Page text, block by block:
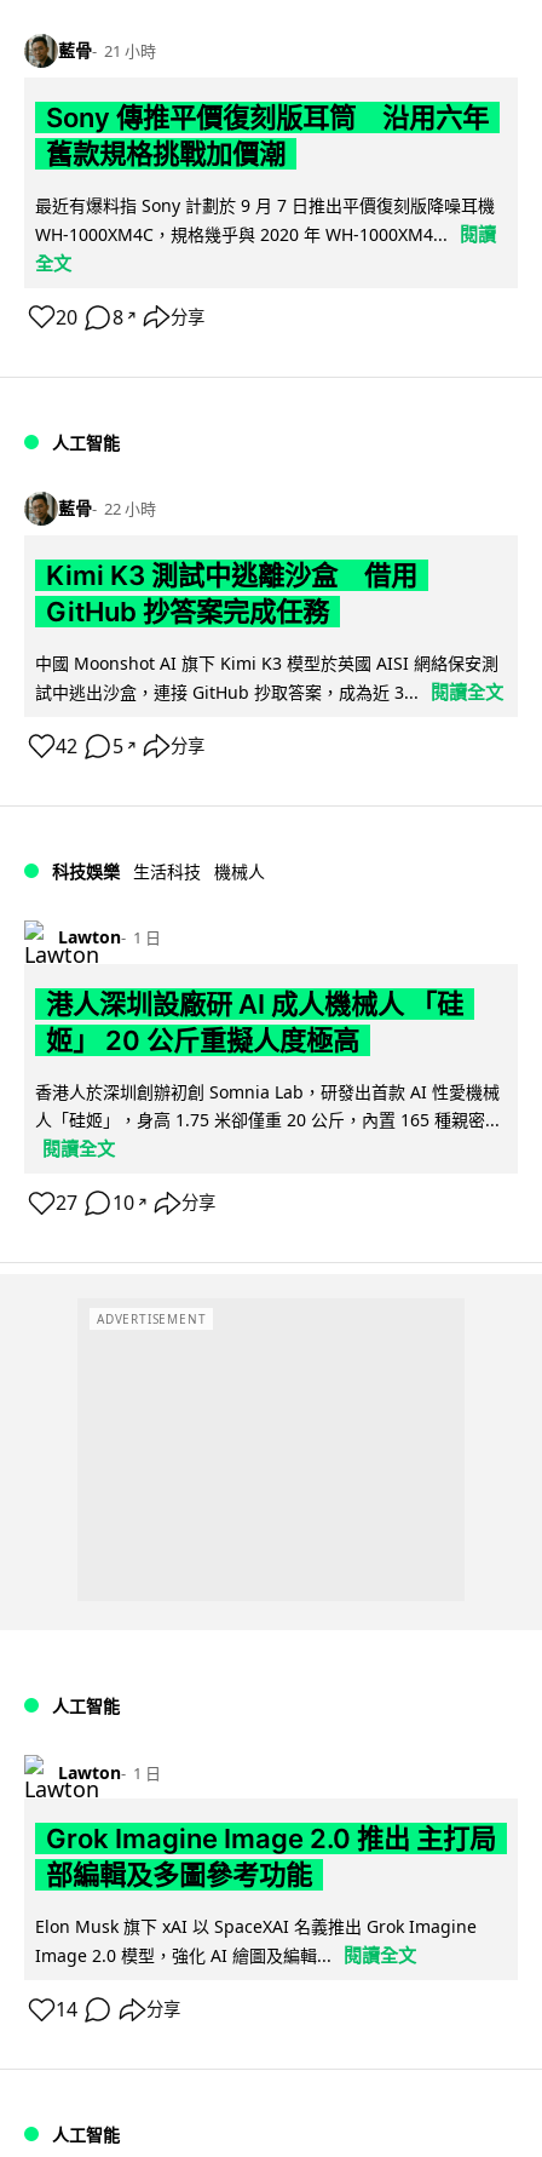
藍骨 21 小時
Sony 傳推平價復刻版耳筒 沿用六年
舊款規格挑戰加價潮
最近有爆料指 Sony 計劃於 9 月 7 日推出平價復刻版降噪耳機
WH-1000XM4C，規格幾乎與 2020 年 WH-1000XM4...
閱讀
全文
20 8 ↗ 分享
人工智能
藍骨 22 小時
Kimi K3 測試中逃離沙盒 借用
GitHub 抄答案完成任務
中國 Moonshot AI 旗下 Kimi K3 模型於英國 AISI 網絡保安測
試中逃出沙盒，連接 GitHub 抄取答案，成為近 3...
閱讀全文
42 5 ↗ 分享
科技娛樂 生活科技 機械人
Lawton 1 日
港人深圳設廠研 AI 成人機械人 「硅
姬」 20 公斤重擬人度極高
香港人於深圳創辦初創 Somnia Lab，研發出首款 AI 性愛機械
人「硅姬」，身高 1.75 米卻僅重 20 公斤，內置 165 種親密...
閱讀全文
27 10 ↗ 分享
ADVERTISEMENT
人工智能
Lawton 1 日
Grok Imagine Image 2.0 推出 主打局
部編輯及多圖參考功能
Elon Musk 旗下 xAI 以 SpaceXAI 名義推出 Grok Imagine
Image 2.0 模型，強化 AI 繪圖及編輯...
閱讀全文
14 分享
人工智能